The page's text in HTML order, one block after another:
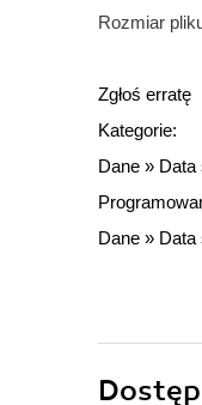
Rozmiar
Zgłoś erratę
Kategorie:
Dane » Data
Dane » Data